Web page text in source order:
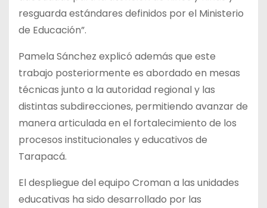
resguarda estándares definidos por el Ministerio
de Educación”.
Pamela Sánchez explicó además que este
trabajo posteriormente es abordado en mesas
técnicas junto a la autoridad regional y las
distintas subdirecciones, permitiendo avanzar de
manera articulada en el fortalecimiento de los
procesos institucionales y educativos de
Tarapacá.
El despliegue del equipo Croman a las unidades
educativas ha sido desarrollado por las